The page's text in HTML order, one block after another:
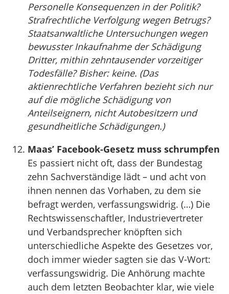
Personelle Konsequenzen in der Politik?
Strafrechtliche Verfolgung wegen Betrugs?
Staatsanwaltliche Untersuchungen wegen
bewusster Inkaufnahme der Schädigung
Dritter, mithin zehntausender vorzeitiger
Todesfälle? Bisher: keine. (Das
aktienrechtliche Verfahren bezieht sich nur
auf die mögliche Schädigung von
Anteilseignern, nicht Autobesitzern und
gesundheitliche Schädigungen.)
Maas’ Facebook-Gesetz muss schrumpfen
Es passiert nicht oft, dass der Bundestag
zehn Sachverständige lädt – und acht von
ihnen nennen das Vorhaben, zu dem sie
befragt werden, verfassungswidrig. (…) Die
Rechtswissenschaftler, Industrievertreter
und Verbandsprecher knöpften sich
unterschiedliche Aspekte des Gesetzes vor,
doch immer wieder sagten sie das V-Wort:
verfassungswidrig. Die Anhörung machte
auch dem letzten Beobachter klar, wie viele